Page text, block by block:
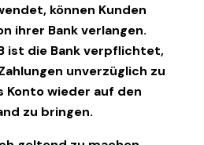
können Kunden
ihrer Bank verlangen.
ist die Bank verpflichtet,
unverzüglich zu
wieder auf den
zu bringen.